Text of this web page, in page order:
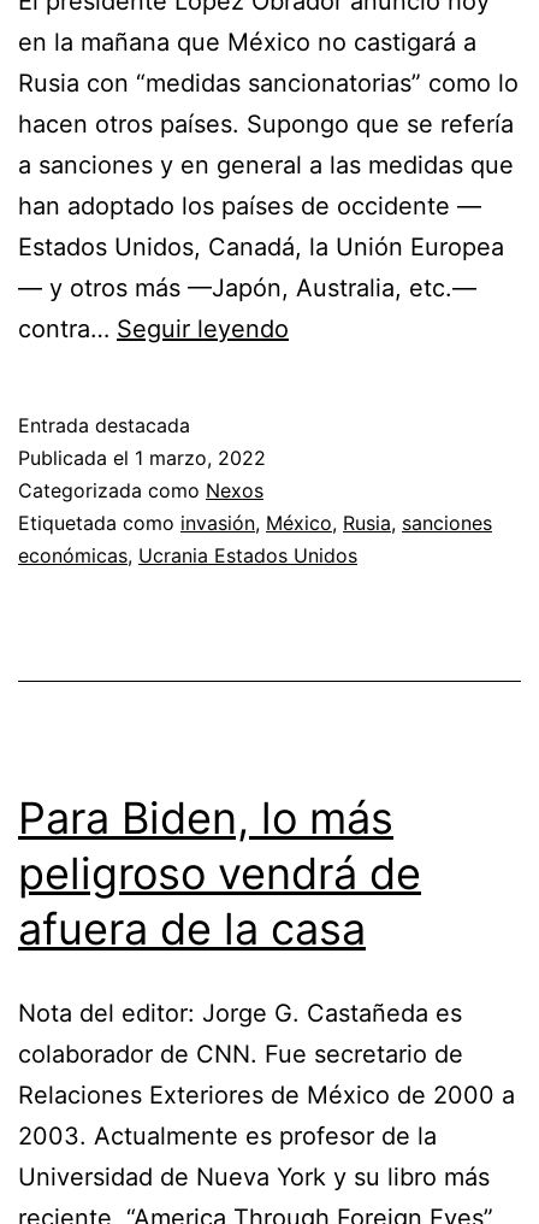
en la mañana que México no castigará a
Rusia con “medidas sancionatorias” como lo
hacen otros países. Supongo que se refería
a sanciones y en general a las medidas que
han adoptado los países de occidente —
Estados Unidos, Canadá, la Unión Europea
— y otros más —Japón, Australia, etc.—
contra… Seguir leyendo
Entrada destacada
Publicada el 1 marzo, 2022
Categorizada como Nexos
Etiquetada como invasión, México, Rusia, sanciones
económicas, Ucrania Estados Unidos
Para Biden, lo más
peligroso vendrá de
afuera de la casa
Nota del editor: Jorge G. Castañeda es
colaborador de CNN. Fue secretario de
Relaciones Exteriores de México de 2000 a
2003. Actualmente es profesor de la
Universidad de Nueva York y su libro más
reciente, “America Through Foreign Eyes”,